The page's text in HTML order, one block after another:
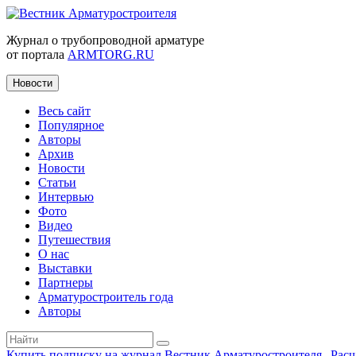
Журнал о трубопроводной арматуре
от портала ARMTORG.RU
Новости
Весь сайт
Популярное
Авторы
Архив
Новости
Статьи
Интервью
Фото
Видео
Путешествия
О нас
Выставки
Партнеры
Арматуростроитель года
Авторы